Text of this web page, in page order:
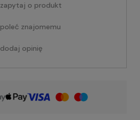
zapytaj o produkt
poleć znajomemu
dodaj opinię